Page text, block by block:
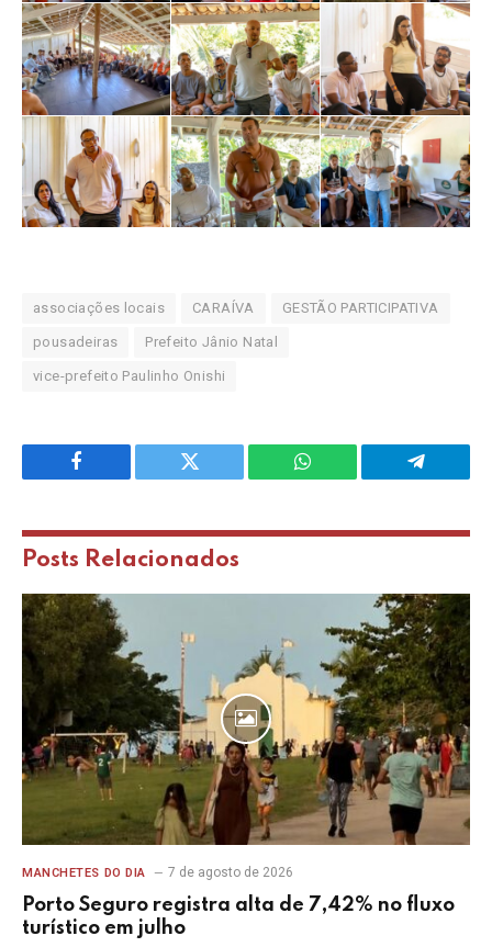
associações locais CARAÍVA GESTÃO PARTICIPATIVA
pousadeiras Prefeito Jânio Natal
vice-prefeito Paulinho Onishi
Facebook Twitter WhatsApp Telegram
Posts Relacionados
MANCHETES DO DIA 7 de agosto de 2026
Porto Seguro registra alta de 7,42% no fluxo
turístico em julho